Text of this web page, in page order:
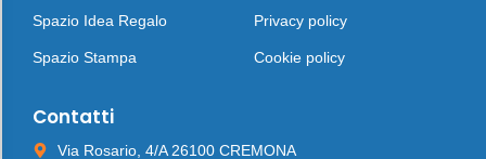
Spazio Idea Regalo
Spazio Stampa
Privacy policy
Cookie policy
Contatti
Via Rosario, 4/A 26100 CREMONA